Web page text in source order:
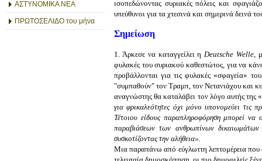
ΑΣΤΥΝΟΜΙΚΑ ΝΕΑ
ΠΡΩΤΟΣΕΛΙΔΟ του μήνα
ισοπεδώνοντας συριακές πόλεις και
υπεύθυνοι για τα χτεσινά και σημερινά δεινά
Σημείωση
1. Άρκεσε να καταγγείλει η Deutsche Welle ,
φυλακές του συριακού καθεστώτος, για να
προβάλλονται για τις φυλακές «σφαγεία»
"συμπαθούν" τον Τραμπ, τον Νετανιάχου και
αναγνώστης θα καταλάβει τον λόγο αυτής της
για φρικαλεότητες όχι μόνο υπονομεύει τις
Τέτοιου είδους παραπληροφόρηση μπορεί
παραβιάσεων των ανθρωπίνων δικαιωμάτων
συσκοτίζοντας την αλήθεια».
Μια παραπάνω από εύγλωττη λεπτομέρεια